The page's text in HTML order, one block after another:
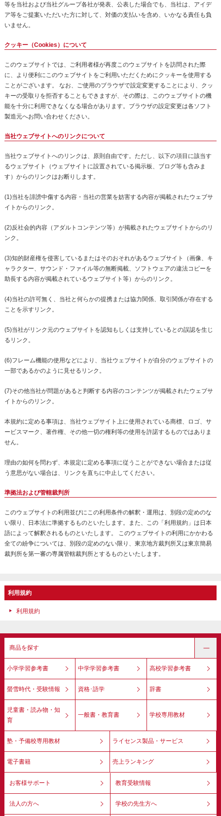
等を当社および当社グループ各社が発表、公表した場合でも、当社は、アイデ
ア等をご提案いただいた方に対して、対価の支払いを含め、いかなる責任も負
いません。
クッキー（Cookies）について
このウェブサイトでは、ご利用者様が再度このウェブサイトを訪問された際
に、より便利にこのウェブサイトをご利用いただくためにクッキーを使用する
ことがございます。 なお、ご使用のブラウザで設定変更することにより、クッ
キーの受取りを拒否することもできますが、その際は、このウェブサイトの機
能を十分に利用できなくなる場合があります。ブラウザの設定変更は各ソフト
製造元へお問い合わせください。
当社ウェブサイトへのリンクについて
当社ウェブサイトへのリンクは、原則自由です。ただし、以下の項目に該当す
るウェブサイト（ウェブサイトに設置されている掲示板、ブログ等も含みま
す）からのリンクはお断りします。
(1)当社を誹謗中傷する内容・当社の営業を妨害する内容が掲載されたウェブサ
イトからのリンク。
(2)反社会的内容（アダルトコンテンツ等）が掲載されたウェブサイトからのリ
ンク。
(3)知的財産権を侵害しているまたはそのおそれがあるウェブサイト（画像、キ
ャラクター、サウンド・ファイル等の無断掲載、ソフトウェアの違法コピーを
助長する内容が掲載されているウェブサイト等）からのリンク。
(4)当社の許可無く、当社と何らかの提携または協力関係、取引関係が存在する
ことを示すリンク。
(5)当社がリンク元のウェブサイトを認知もしくは支持しているとの誤認を生じ
るリンク。
(6)フレーム機能の使用などにより、当社ウェブサイトが自分のウェブサイトの
一部であるかのように見せるリンク。
(7)その他当社が問題があると判断する内容のコンテンツが掲載されたウェブサ
イトからのリンク。
本規約に定める事項は、当社ウェブサイト上に使用されている商標、ロゴ、サ
ービスマーク、著作権、その他一切の権利等の使用を許諾するものではありま
せん。
理由の如何を問わず、本規定に定める事項に従うことができない場合または従
う意思がない場合は、リンクを直ちに中止してください。
準拠法および管轄裁判所
このウェブサイトの利用並びにこの利用条件の解釈・運用は、別段の定めのな
い限り、日本法に準拠するものといたします。また、この「利用規約」は日本
語によって解釈されるものといたします。 このウェブサイトの利用にかかわる
全ての紛争については、別段の定めのない限り、東京地方裁判所又は東京簡易
裁判所を第一審の専属管轄裁判所とするものといたします。
利用規約
利用規約
商品を探す
小学学習参考書 中学学習参考書 高校学習参考書
螢雪時代・受験情報 資格･語学 辞書
児童書・読み物・知
育
一般書・教育書 学校専用教材
塾・予備校専用教材 ライセンス製品・サービス
電子書籍 売上ランキング
お客様サポート 教育受験情報
法人の方へ 学校の先生方へ